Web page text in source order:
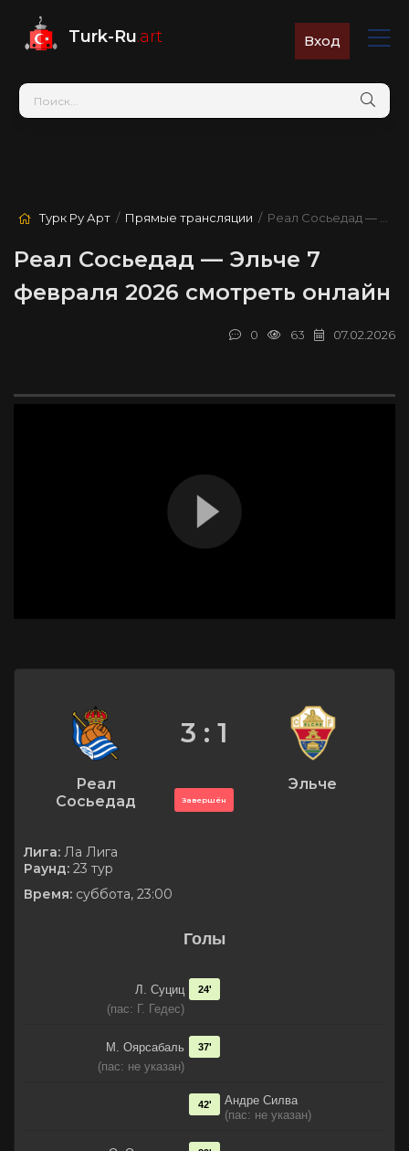
Turk-Ru.art Вход
Турк Ру Арт / Прямые трансляции / Реал Сосьедад — Эльче
Реал Сосьедад — Эльче 7
февраля 2026 смотреть онлайн
07.02.2026
63
0
Реал
Сосьедад
3 : 1
Завершён
Эльче
Лига: Ла Лига
Раунд: 23 тур
Время: суббота, 23:00
Голы
Л. Суциц
(пас: Г. Гедес)
24'
М. Оярсабаль
(пас: не указан)
37'
Андре Силва
(пас: не указан)
42'